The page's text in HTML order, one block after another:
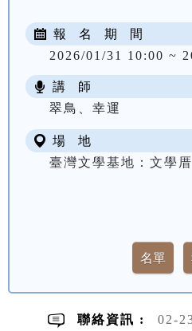
報 名 期 間
2026/01/31 10:00 ~
講 師
翠鳥、幸運
場 地
臺灣文學基地：文學厝
聯絡資訊 : 02-